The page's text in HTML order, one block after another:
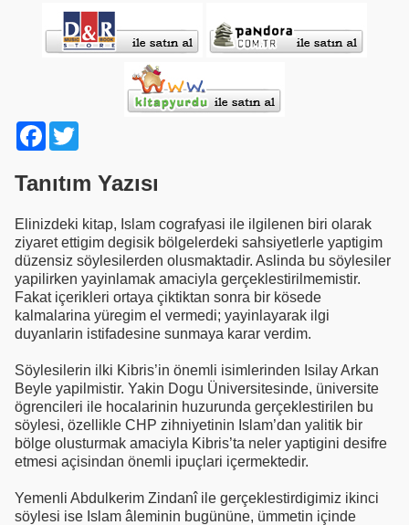
Facebook
Tanıtım Yazısı
Elinizdeki kitap, Islam cografyasi ile ilgilenen biri olarak
ziyaret ettigim degisik bölgelerdeki sahsiyetlerle yaptigim
düzensiz söylesilerden olusmaktadir. Aslinda bu söylesiler
yapilirken yayinlamak amaciyla gerçeklestirilmemistir.
Fakat içerikleri ortaya çiktiktan sonra bir kösede
kalmalarina yüregim el vermedi; yayinlayarak ilgi
duyanlarin istifadesine sunmaya karar verdim.
Söylesilerin ilki Kibris’in önemli isimlerinden Isilay Arkan
Beyle yapilmistir. Yakin Dogu Üniversitesinde, üniversite
ögrencileri ile hocalarinin huzurunda gerçeklestirilen bu
söylesi, özellikle CHP zihniyetinin Islam’dan yalitik bir
bölge olusturmak amaciyla Kibris’ta neler yaptigini desifre
etmesi açisindan önemli ipuçlari içermektedir.
Yemenli Abdulkerim Zindanî ile gerçeklestirdigimiz ikinci
söylesi ise Islam âleminin bugününe, ümmetin içinde